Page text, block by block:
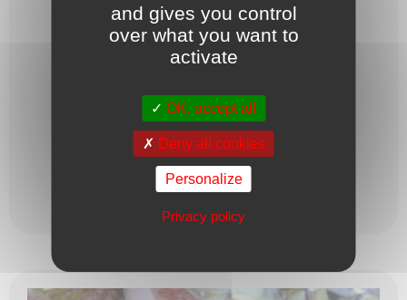
BÂTON DE RÉGLISSE
...
0,46€
L'UNITÉ
and gives you control
over what you want to
activate
OK, accept all
Deny all cookies
Personalize
Privacy policy